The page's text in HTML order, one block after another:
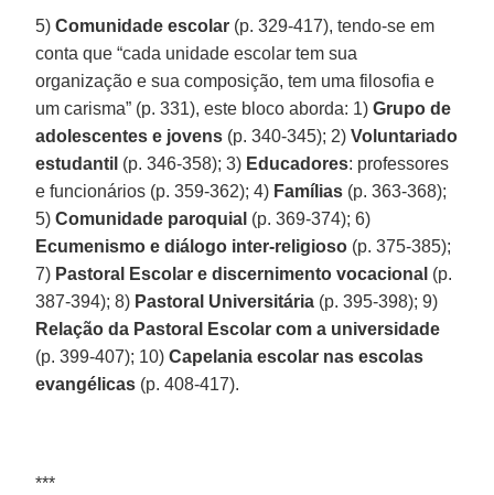
5)Comunidade escolar (p. 329-417), tendo-se em
conta que “cada unidade escolar tem sua
organização e sua composição, tem uma filosofia e
um carisma” (p. 331), este bloco aborda: 1)Grupo de
adolescentes e jovens (p. 340-345); 2)Voluntariado
estudantil (p. 346-358); 3) Educadores: professores
e funcionários (p. 359-362); 4) Famílias (p. 363-368);
5)Comunidade paroquial (p. 369-374); 6)
Ecumenismo e diálogo inter-religioso (p. 375-385);
7) Pastoral Escolar e discernimento vocacional (p.
387-394); 8) Pastoral Universitária (p. 395-398); 9)
Relação da Pastoral Escolar com a universidade
(p. 399-407); 10)Capelania escolar nas escolas
evangélicas (p. 408-417).
***